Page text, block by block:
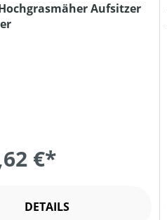
Aufsitzer
€*
DETAILS